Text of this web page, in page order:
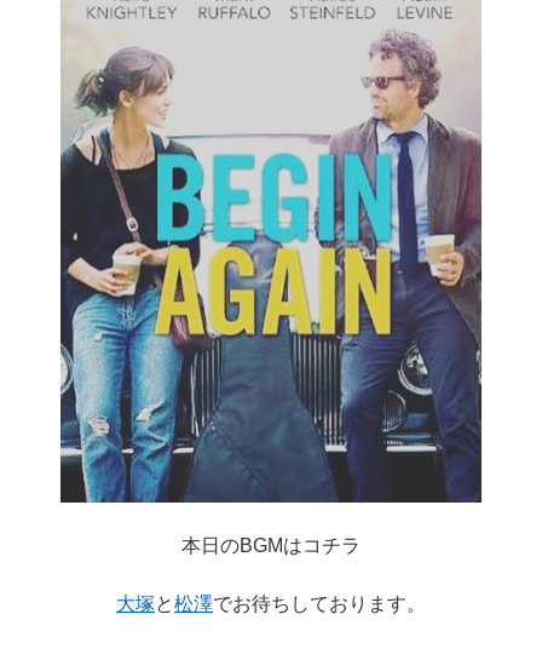
本日のBGMはコチラ
大塚と松澤でお待ちしております。